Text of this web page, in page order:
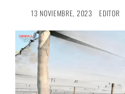
13 NOVIEMBRE, 2023 EDITOR